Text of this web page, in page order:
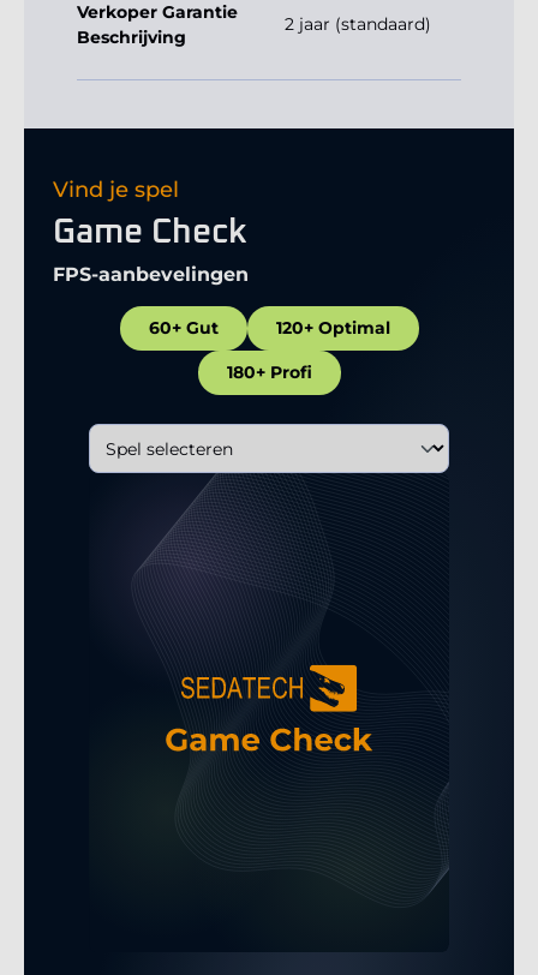
Verkoper Garantie
Beschrijving
2 jaar (standaard)
Vind je spel
Game Check
FPS-aanbevelingen
60+ Gut 120+ Optimal
180+ Profi